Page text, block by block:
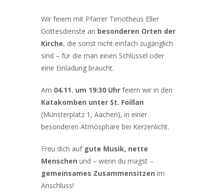
Wir feiern mit Pfarrer Timotheus Eller
Gottesdienste an besonderen Orten der
Kirche, die sonst nicht einfach zugänglich
sind – für die man einen Schlüssel oder
eine Einladung braucht.
Am 04.11. um 19:30 Uhr feiern wir in den
Katakomben unter St. Foillan
(Münsterplatz 1, Aachen), in einer
besonderen Atmosphäre bei Kerzenlicht.
Freu dich auf gute Musik, nette
Menschen und – wenn du magst –
gemeinsames Zusammensitzen im
Anschluss!